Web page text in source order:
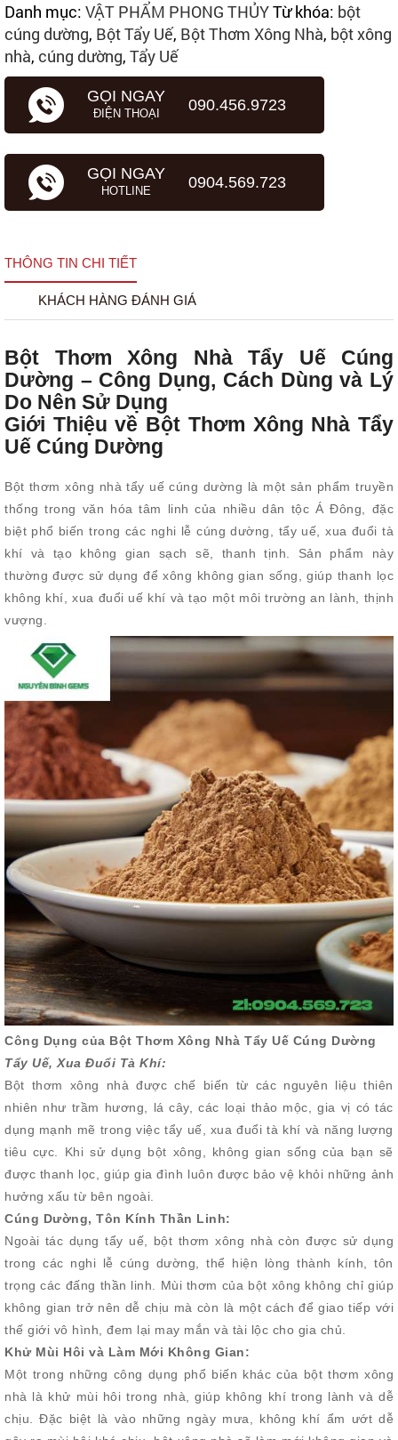
Danh mục: VẬT PHẨM PHONG THỦYTừ khóa: bột
cúng dường, Bột Tẩy Uế, Bột Thơm Xông Nhà, bột xông
nhà, cúng dường, Tẩy Uế
GỌI NGAY
ĐIỆN THOẠI 090.456.9723
GỌI NGAY
HOTLINE 0904.569.723
THÔNG TIN CHI TIẾT
KHÁCH HÀNG ĐÁNH GIÁ
Bột Thơm Xông Nhà Tẩy Uế Cúng
Dường – Công Dụng, Cách Dùng và Lý
Do Nên Sử Dụng
Giới Thiệu về Bột Thơm Xông Nhà Tẩy
Uế Cúng Dường
Bột thơm xông nhà tẩy uế cúng dường là một sản phẩm truyền
thống trong văn hóa tâm linh của nhiều dân tộc Á Đông, đặc
biệt phổ biến trong các nghi lễ cúng dường, tẩy uế, xua đuổi tà
khí và tạo không gian sạch sẽ, thanh tịnh. Sản phẩm này
thường được sử dụng để xông không gian sống, giúp thanh lọc
không khí, xua đuổi uế khí và tạo một môi trường an lành, thịnh
vượng.
Công Dụng của Bột Thơm Xông Nhà Tẩy Uế Cúng Dường
Tẩy Uế, Xua Đuổi Tà Khí:
Bột thơm xông nhà được chế biến từ các nguyên liệu thiên
nhiên như trầm hương, lá cây, các loại thảo mộc, gia vị có tác
dụng mạnh mẽ trong việc tẩy uế, xua đuổi tà khí và năng lượng
tiêu cực. Khi sử dụng bột xông, không gian sống của bạn sẽ
được thanh lọc, giúp gia đình luôn được bảo vệ khỏi những ảnh
hưởng xấu từ bên ngoài.
Cúng Dường, Tôn Kính Thần Linh:
Ngoài tác dụng tẩy uế, bột thơm xông nhà còn được sử dụng
trong các nghi lễ cúng dường, thể hiện lòng thành kính, tôn
trọng các đấng thần linh. Mùi thơm của bột xông không chỉ giúp
không gian trở nên dễ chịu mà còn là một cách để giao tiếp với
thế giới vô hình, đem lại may mắn và tài lộc cho gia chủ.
Khử Mùi Hôi và Làm Mới Không Gian:
Một trong những công dụng phổ biến khác của bột thơm xông
nhà là khử mùi hôi trong nhà, giúp không khí trong lành và dễ
chịu. Đặc biệt là vào những ngày mưa, không khí ẩm ướt dễ